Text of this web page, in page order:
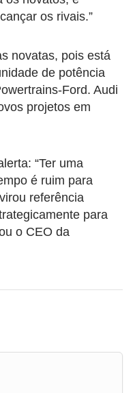
os rivais.”
novatas, pois está
de potência
Ford. Audi
projetos em
“Ter uma
é ruim para
referência
para
o CEO da